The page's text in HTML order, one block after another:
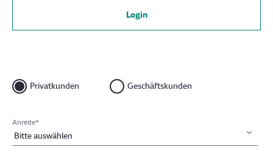
Login
Privatkunden Geschäftskunden
Anrede*